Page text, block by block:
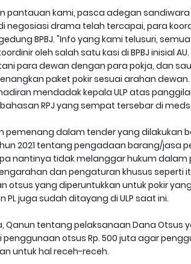
pantauan kami, pasca adegan
negosiasi drama telah tercapai, para
BPBJ. "Info yang kami telusuri,
oleh salah satu kasi di BPBJ inisial
para dewan dengan para pokja, dan
paket pokir sesuai arahan
mendadak kepala ULP atas
RPJ yang sempat tersebar di
pemenang dalam tender yang dilakukan
2021 tentang pengadaan barang/jasa
nantinya tidak melanggar hukum dalam
dan pengaturan khusus seperti
otsus yang diperuntukkan untuk pokir
PL juga sudah ditayang di ULP saat ini.
Qanun tentang pelaksanaan Dana Otsus
otsus Rp. 500 juta agar
untuk hal receh-receh.